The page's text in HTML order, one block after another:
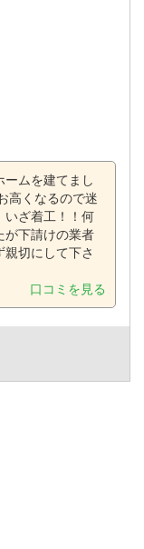
ームを建てまし
高くなるので迷
いざ着工！！何
が下請けの業者
切にして下さ
口コミを見る